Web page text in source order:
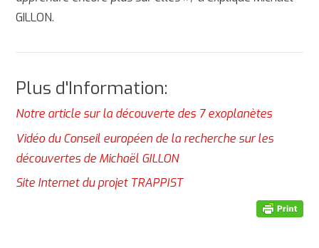
GILLON.
Plus d'Information:
Notre article sur la découverte des 7 exoplanètes
Vidéo du Conseil européen de la recherche sur les
découvertes de Michaël GILLON
Site Internet du projet TRAPPIST